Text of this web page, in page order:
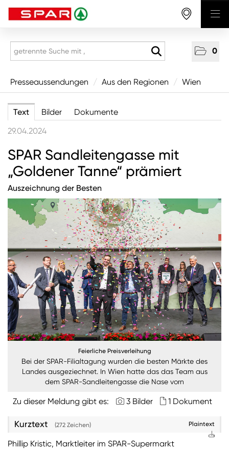
0
Presseaussendungen
Aus den Regionen
Tirol
Salzburg
Oberösterreich
Niederösterreich
Wien
Burgenland
Steiermark
Kärnten
Unternehmen
Nachhaltigkeit
ANMELDEN
Sie wollen unsere aktuellen Medienmitteilungen
automatisch per E-Mail erhalten? Dann tragen Sie
(Bitte beachten Sie, dass der Presseverteiler
Privatpersonen gedacht ist)
Zum Presseverteiler
Presseaussendungen / Aus den Regionen / Wien
Text Bilder
Dokumente
29.04.2024
SPAR Sandleitengasse mit
„Goldener Tanne“ prämiert
Auszeichnung der Besten
Feierliche Preisverleihung
Bei der SPAR-Filialtagung wurden die besten Märkte des
Landes ausgeziechnet. In Wien hatte das das Team aus
dem SPAR-Sandleitengasse die Nase vorn
Zu dieser Meldung gibt es: 3 Bilder 1 Dokument
Kurztext (272 Zeichen) Plaintext
Phillip Kristic, Marktleiter im SPAR-Supermarkt